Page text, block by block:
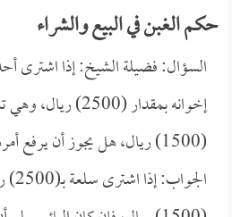
حكم الغبن في البيع والشراء
السؤال: فضيلة الشيخ: إذا اشترى
إخوانه بمقدار
(1500) ريال، هل يجوز أن يرفع أمره إلى المحكمة؟